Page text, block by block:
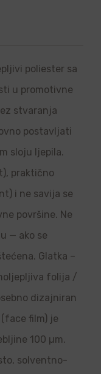
poliester sa
u promotivne
stvaranja
postavljati
sloju ljepila.
praktično
i ne savija se
površine. Ne
— ako se
Glatka –
folija /
dizajniran
film) je
100 µm.
solventno-